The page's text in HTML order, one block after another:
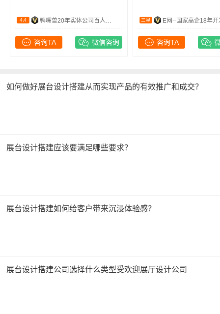
4.4 鸭嘴兽20年实体公司百人团队
咨询TA 微信咨询
三星 E网--国家高企18年
咨询TA
如何做好展台设计搭建从而实现产品的有效推广和成交？
展台设计搭建应该要满足哪些要求？
展台设计搭建如何给客户带来沉浸体验感？
展台设计搭建公司选择什么类型受欢迎展厅设计公司